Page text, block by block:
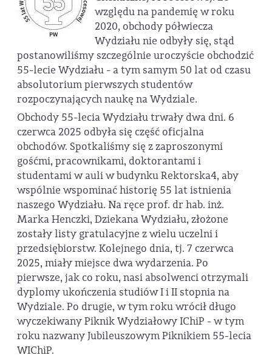
względu na pandemię w roku
2020, obchody półwiecza
Wydziału nie odbyły się, stąd
postanowiliśmy szczególnie uroczyście obchodzić
55-lecie Wydziału - a tym samym 50 lat od czasu
absolutorium pierwszych studentów
rozpoczynających naukę na Wydziale.
Obchody 55-lecia Wydziału trwały dwa dni. 6
czerwca 2025 odbyła się część oficjalna
obchodów. Spotkaliśmy się z zaproszonymi
gośćmi, pracownikami, doktorantami i
studentami w auli w budynku Rektorska4, aby
wspólnie wspominać historię 55 lat istnienia
naszego Wydziału. Na ręce prof. dr hab. inż.
Marka Henczki, Dziekana Wydziału, złożone
zostały listy gratulacyjne z wielu uczelni i
przedsiębiorstw. Kolejnego dnia, tj. 7 czerwca
2025, miały miejsce dwa wydarzenia. Po
pierwsze, jak co roku, nasi absolwenci otrzymali
dyplomy ukończenia studiów I i II stopnia na
Wydziale. Po drugie, w tym roku wrócił długo
wyczekiwany Piknik Wydziałowy IChiP - w tym
roku nazwany Jubileuszowym Piknikiem 55-lecia
WIChiP.